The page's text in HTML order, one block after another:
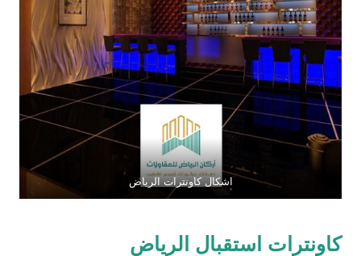
اشكال كاونترات الرياض
كاونترات استقبال الرياض